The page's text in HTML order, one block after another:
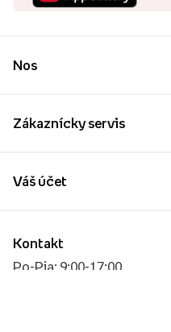
Nos
Zákaznícky servis
Kontakt
Po-Pia: 9:00-17:00
Váš účet